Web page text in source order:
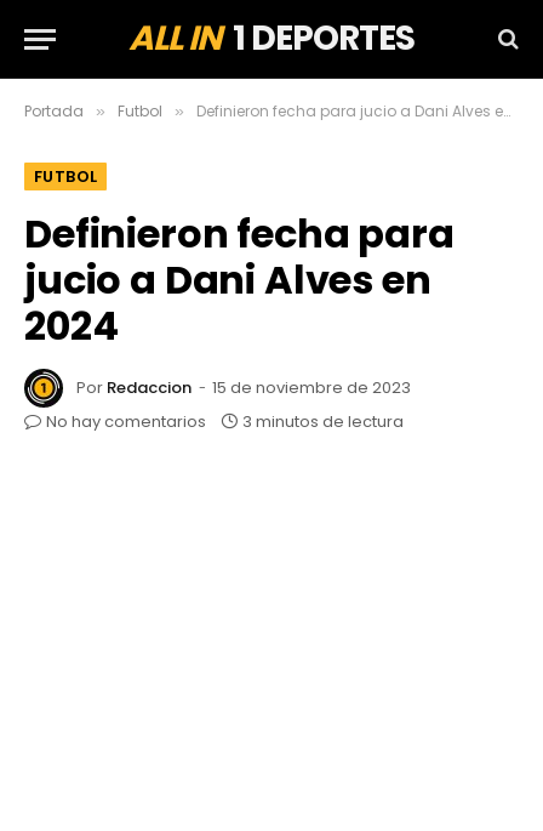
ALL IN1 DEPORTES
Portada » Futbol » Definieron fecha para jucio a Dani Alves en 2024
FUTBOL
Definieron fecha para
jucio a Dani Alves en
2024
Por Redaccion
15 de noviembre de 2023
No hay comentarios
3 minutos de lectura